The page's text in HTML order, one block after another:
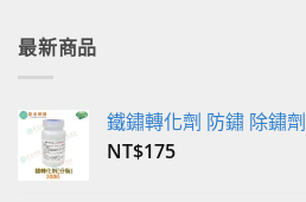
最新商品
鐵鏽轉化劑 防鏽 除鏽劑
NT$175